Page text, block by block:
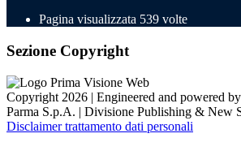
Pagina visualizzata 539 volte
Sezione Copyright
Copyright 2026 | Engineered and powered
Parma S.p.A. | Divisione Publishing & New
Disclaimer trattamento dati personali